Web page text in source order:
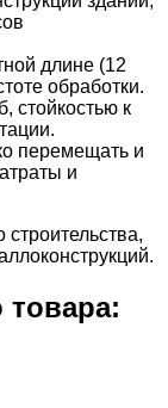
длине (12
обработки.
стойкостью к
перемещать и
и